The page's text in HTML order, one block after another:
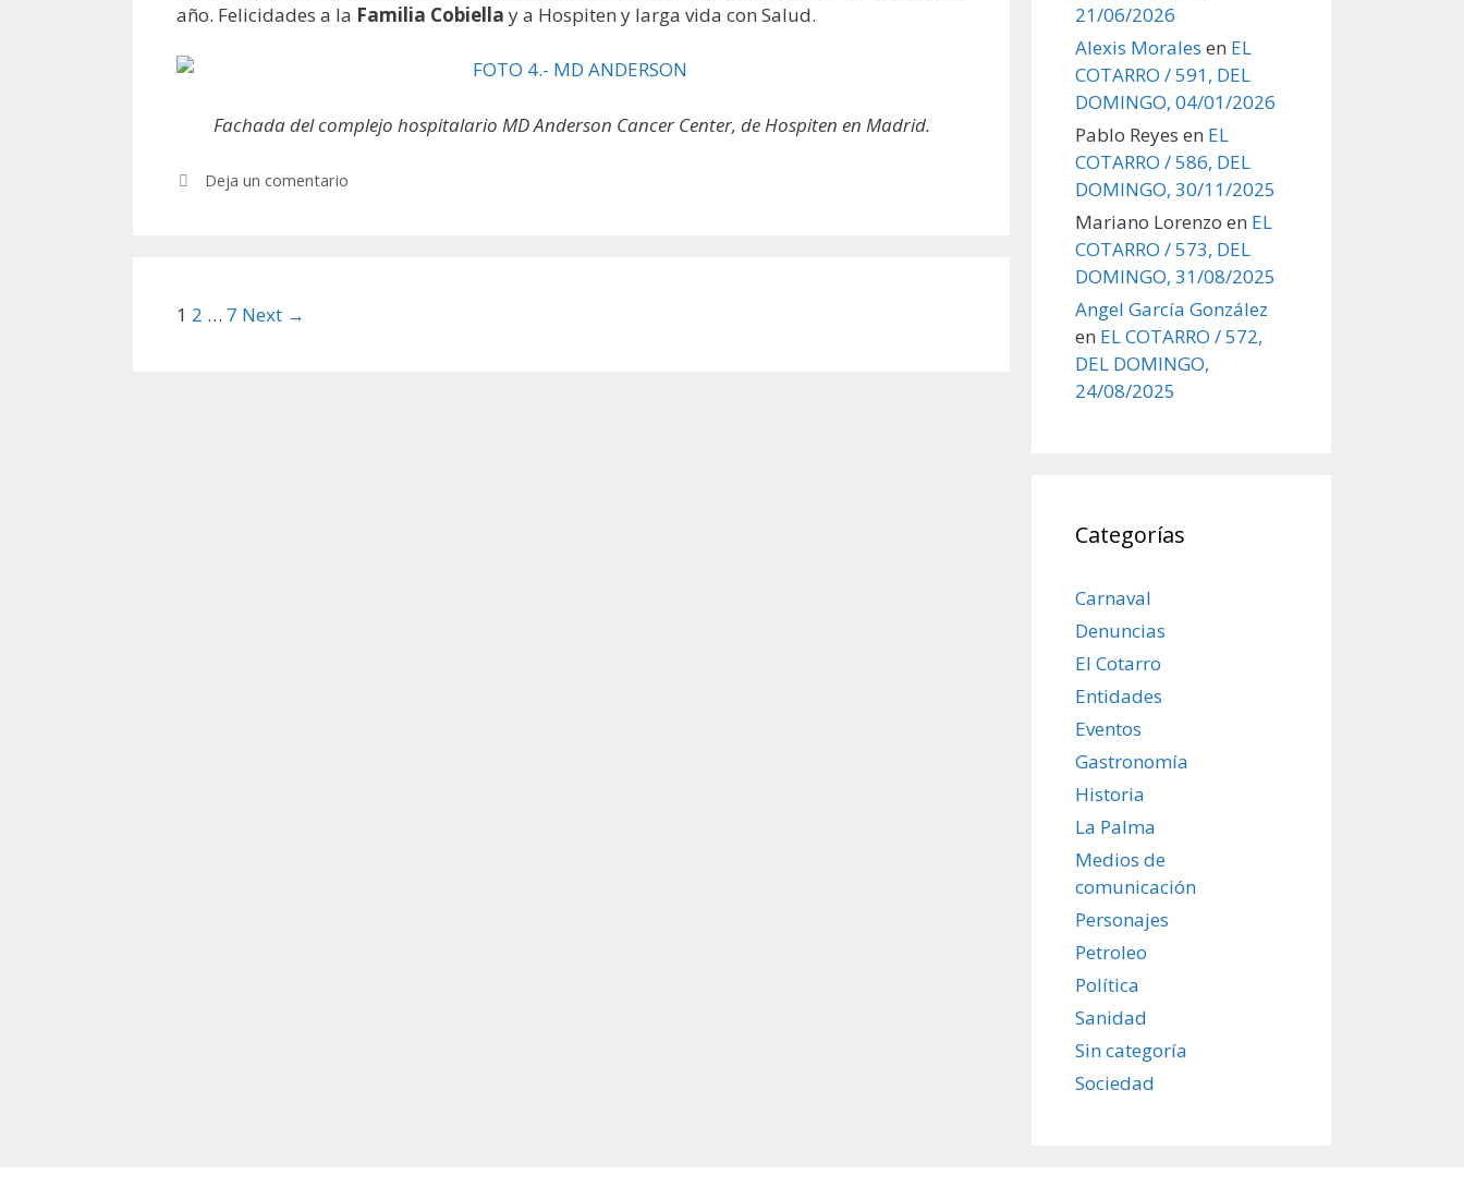
año. Felicidades a la Familia Cobiella y a Hospiten y larga vida con Salud.
Fachada del complejo hospitalario MD Anderson Cancer Center, de Hospiten en Madrid.
Deja un comentario
Post
1 2 … 7 Next →
21/06/2026
Alexis Morales en EL
COTARRO / 591, DEL
DOMINGO, 04/01/2026
Pablo Reyes en EL
COTARRO / 586, DEL
DOMINGO, 30/11/2025
Mariano Lorenzo en EL
COTARRO / 573, DEL
DOMINGO, 31/08/2025
Angel García González
en EL COTARRO / 572,
DEL DOMINGO,
24/08/2025
Categorías
Carnaval
Denuncias
El Cotarro
Entidades
Eventos
Gastronomía
Historia
La Palma
Medios de
comunicación
Personajes
Petroleo
Política
Sanidad
Sin categoría
Sociedad